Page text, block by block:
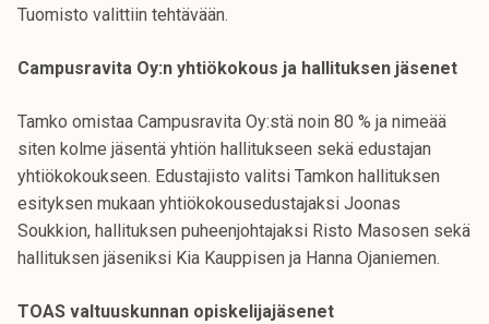
Tuomisto valittiin tehtävään.
Campusravita Oy:n yhtiökokous ja hallituksen jäsenet
Tamko omistaa Campusravita Oy:stä noin 80 % ja nimeää
siten kolme jäsentä yhtiön hallitukseen sekä edustajan
yhtiökokoukseen. Edustajisto valitsi Tamkon hallituksen
esityksen mukaan yhtiökokousedustajaksi Joonas
Soukkion, hallituksen puheenjohtajaksi Risto Masosen sekä
hallituksen jäseniksi Kia Kauppisen ja Hanna Ojaniemen.
TOAS valtuuskunnan opiskelijajäsenet